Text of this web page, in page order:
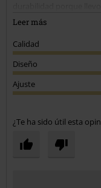
calle, lo unico que no
Leer más
Calidad
Diseño
Ajuste
¿Te ha sido útil esta